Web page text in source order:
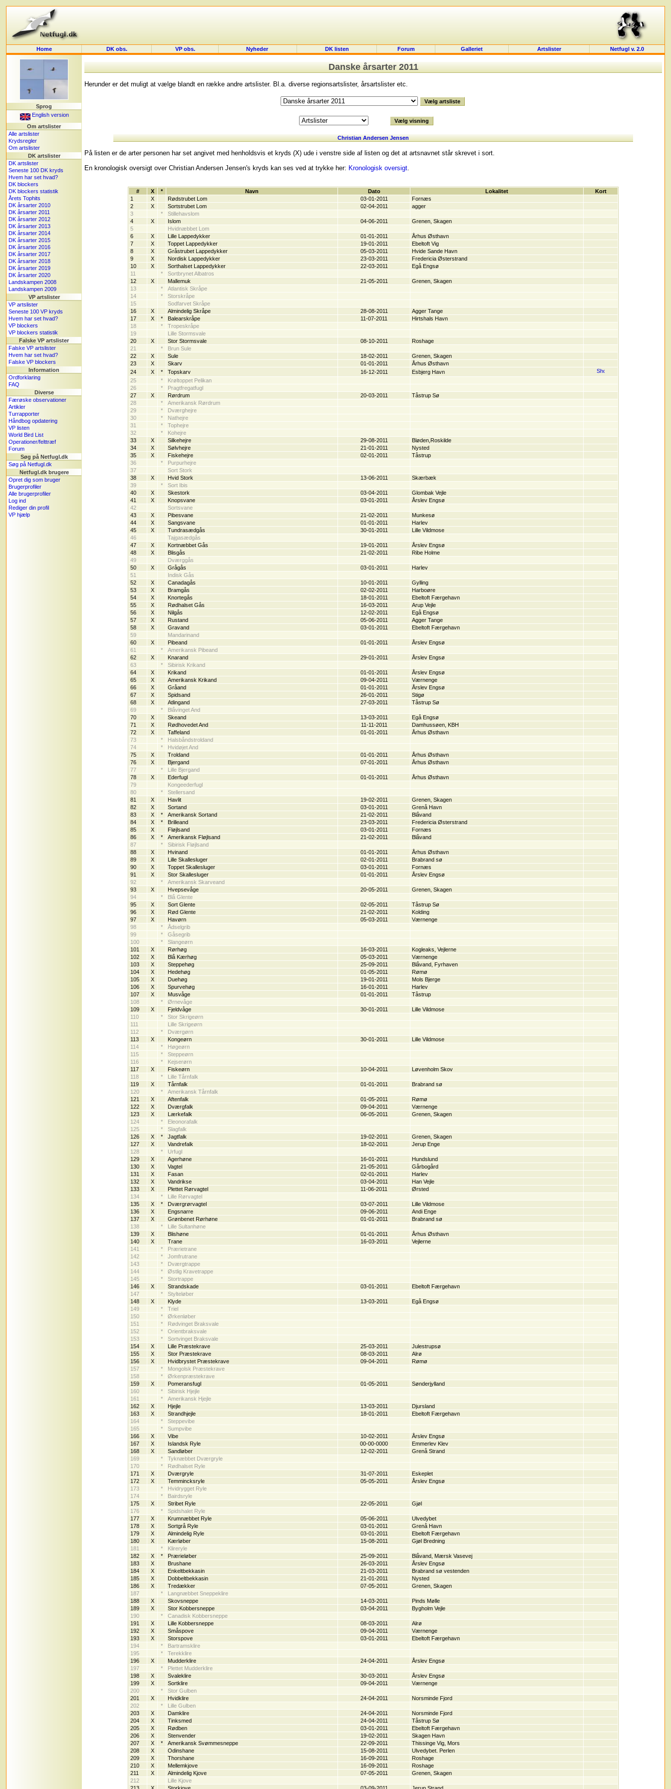
Home DK obs. VP obs. Nyheder DK listen Forum Galleriet Artslister Netfugl v. 2.0
Sprog
English version
Om artslister
Alle artslister
Krydsregler
Om artslister
DK artslister
DK artslister
Seneste 100 DK kryds
Hvem har set hvad?
DK blockers
DK blockers statistik
Årets Tophits
DK årsarter 2010
DK årsarter 2011
DK årsarter 2012
DK årsarter 2013
DK årsarter 2014
DK årsarter 2015
DK årsarter 2016
DK årsarter 2017
DK årsarter 2018
DK årsarter 2019
DK årsarter 2020
Landskampen 2008
Landskampen 2009
VP artslister
VP artslister
Seneste 100 VP kryds
Hvem har set hvad?
VP blockers
VP blockers statistik
Falske VP artslister
Falske VP artslister
Hvem har set hvad?
Falske VP blockers
Information
Ordforklaring
FAQ
Diverse
Færøske observationer
Artikler
Turrapporter
Håndbog opdatering
VP listen
World Bird List
Operationer/felttræf
Forum
Søg på Netfugl.dk
Søg på Netfugl.dk
Netfugl.dk brugere
Opret dig som bruger
Brugerprofiler
Alle brugerprofiler
Log ind
Rediger din profil
VP hjælp
Danske årsarter 2011
Herunder er det muligt at vælge blandt en række andre artslister. Bl.a. diverse regionsartslister, årsartslister etc.
Christian Andersen Jensen
På listen er de arter personen har set angivet med henholdsvis et kryds (X) ude i venstre side af listen og det at artsnavnet står skrevet i sort.
En kronologisk oversigt over Christian Andersen Jensen's kryds kan ses ved at trykke her: Kronologisk oversigt.
# X * Navn Dato Lokalitet
Kort
1
X Rødstrubet Lom 03-01-2011
Fornæs
2
X Sortstrubet Lom 02-04-2011
agger
3
*
Stillehavslom
4
X Islom 04-06-2011
Grenen, Skagen
5
Hvidnæbbet Lom
6
X Lille Lappedykker 01-01-2011
Århus Østhavn
7
X Toppet Lappedykker 19-01-2011
Ebeltoft Vig
8
X Gråstrubet Lappedykker 05-03-2011
Hvide Sande Havn
9
X Nordisk Lappedykker 23-03-2011
Fredericia Østerstrand
10
X Sorthalset Lappedykker 22-03-2011
Egå Engsø
11
*
Sortbrynet Albatros
12
X Mallemuk 21-05-2011
Grenen, Skagen
13
*
Atlantisk Skråpe
14
*
Storskråpe
15
Sodfarvet Skråpe
16
X Almindelig Skråpe 28-08-2011
Agger Tange
17
X * Balearskråpe 11-07-2011
Hirtshals Havn
18
*
Tropeskråpe
19
Lille Stormsvale
20
X Stor Stormsvale 08-10-2011
Roshage
21
*
Brun Sule
22
X Sule 18-02-2011
Grenen, Skagen
23
X Skarv 01-01-2011
Århus Østhavn
24
X * Topskarv 16-12-2011
Esbjerg Havn
25
*
Krøltoppet Pelikan
26
*
Pragtfregatfugl
27
X Rørdrum 20-03-2011
Tåstrup Sø
28
*
Amerikansk Rørdrum
29
*
Dværghejre
30
*
Nathejre
31
*
Tophejre
32
*
Kohejre
33
X Silkehejre 29-08-2011
Bløden,Roskilde
34
X Sølvhejre 21-01-2011
Nysted
35
X Fiskehejre 02-01-2011
Tåstrup
36
*
Purpurhejre
37
Sort Stork
38
X Hvid Stork 13-06-2011
Skærbæk
39
*
Sort Ibis
40
X Skestork 03-04-2011
Glombak Vejle
41
X Knopsvane 03-01-2011
Årslev Engsø
42
Sortsvane
43
X Pibesvane 21-02-2011
Munkesø
44
X Sangsvane 01-01-2011
Harlev
45
X Tundrasædgås 30-01-2011
Lille Vildmose
46
Tajgasædgås
47
X Kortnæbbet Gås 19-01-2011
Årslev Engsø
48
X Blisgås 21-02-2011
Ribe Holme
49
Dværggås
50
X Grågås 03-01-2011
Harlev
51
Indisk Gås
52
X Canadagås 10-01-2011
Gylling
53
X Bramgås 02-02-2011
Harboøre
54
X Knortegås 18-01-2011
Ebeltoft Færgehavn
55
X Rødhalset Gås 16-03-2011
Arup Vejle
56
X Nilgås 12-02-2011
Egå Engsø
57
X Rustand 05-06-2011
Agger Tange
58
X Gravand 03-01-2011
Ebeltoft Færgehavn
59
Mandarinand
60
X Pibeand 01-01-2011
Årslev Engsø
61
*
Amerikansk Pibeand
62
X Knarand 29-01-2011
Årslev Engsø
63
*
Sibirisk Krikand
64
X Krikand 01-01-2011
Årslev Engsø
65
X Amerikansk Krikand 09-04-2011
Værnenge
66
X Gråand 01-01-2011
Årslev Engsø
67
X Spidsand 26-01-2011
Stigø
68
X Atlingand 27-03-2011
Tåstrup Sø
69
*
Blåvinget And
70
X Skeand 13-03-2011
Egå Engsø
71
X Rødhovedet And 11-11-2011
Damhussøen, KBH
72
X Taffeland 01-01-2011
Århus Østhavn
73
*
Halsbåndstroldand
74
*
Hvidøjet And
75
X Troldand 01-01-2011
Århus Østhavn
76
X Bjergand 07-01-2011
Århus Østhavn
77
*
Lille Bjergand
78
X Ederfugl 01-01-2011
Århus Østhavn
79
Kongeederfugl
80
*
Stellersand
81
X Havlit 19-02-2011
Grenen, Skagen
82
X Sortand 03-01-2011
Grenå Havn
83
X * Amerikansk Sortand 21-02-2011
Blåvand
84
X * Brilleand 23-03-2011
Fredericia Østerstrand
85
X Fløjlsand 03-01-2011
Fornæs
86
X * Amerikansk Fløjlsand 21-02-2011
Blåvand
87
*
Sibirisk Fløjlsand
88
X Hvinand 01-01-2011
Århus Østhavn
89
X Lille Skallesluger 02-01-2011
Brabrand sø
90
X Toppet Skallesluger 03-01-2011
Fornæs
91
X Stor Skallesluger 01-01-2011
Årslev Engsø
92
*
Amerikansk Skarveand
93
X Hvepsevåge 20-05-2011
Grenen, Skagen
94
*
Blå Glente
95
X Sort Glente 02-05-2011
Tåstrup Sø
96
X Rød Glente 21-02-2011
Kolding
97
X Havørn 05-03-2011
Værnenge
98
*
Ådselgrib
99
*
Gåsegrib
100
*
Slangeørn
101
X Rørhøg 16-03-2011
Kogleaks, Vejlerne
102
X Blå Kærhøg 05-03-2011
Værnenge
103
X Steppehøg 25-09-2011
Blåvand, Fyrhaven
104
X Hedehøg 01-05-2011
Rømø
105
X Duehøg 19-01-2011
Mols Bjerge
106
X Spurvehøg 16-01-2011
Harlev
107
X Musvåge 01-01-2011
Tåstrup
108
*
Ørnevåge
109
X Fjeldvåge 30-01-2011
Lille Vildmose
110
*
Stor Skrigeørn
111
Lille Skrigeørn
112
*
Dværgørn
113
X Kongeørn 30-01-2011
Lille Vildmose
114
*
Høgeørn
115
*
Steppeørn
116
*
Kejserørn
117
X Fiskeørn 10-04-2011
Løvenholm Skov
118
*
Lille Tårnfalk
119
X Tårnfalk 01-01-2011
Brabrand sø
120
*
Amerikansk Tårnfalk
121
X Aftenfalk 01-05-2011
Rømø
122
X Dværgfalk 09-04-2011
Værnenge
123
X Lærkefalk 06-05-2011
Grenen, Skagen
124
*
Eleonorafalk
125
*
Slagfalk
126
X * Jagtfalk 19-02-2011
Grenen, Skagen
127
X Vandrefalk 18-02-2011
Jerup Enge
128
*
Urfugl
129
X Agerhøne 16-01-2011
Hundslund
130
X Vagtel 21-05-2011
Gårbogård
131
X Fasan 02-01-2011
Harlev
132
X Vandrikse 03-04-2011
Han Vejle
133
X Plettet Rørvagtel 11-06-2011
Ørsted
134
*
Lille Rørvagtel
135
X * Dværgrørvagtel 03-07-2011
Lille Vildmose
136
X Engsnarre 09-06-2011
Andi Enge
137
X Grønbenet Rørhøne 01-01-2011
Brabrand sø
138
*
Lille Sultanhøne
139
X Blishøne 01-01-2011
Århus Østhavn
140
X Trane 16-03-2011
Vejlerne
141
*
Prærietrane
142
*
Jomfrutrane
143
*
Dværgtrappe
144
*
Østlig Kravetrappe
145
*
Stortrappe
146
X Strandskade 03-01-2011
Ebeltoft Færgehavn
147
*
Stylteløber
148
X Klyde 13-03-2011
Egå Engsø
149
*
Triel
150
*
Ørkenløber
151
*
Rødvinget Braksvale
152
*
Orientbraksvale
153
*
Sortvinget Braksvale
154
X Lille Præstekrave 25-03-2011
Julestrupsø
155
X Stor Præstekrave 08-03-2011
Alrø
156
X Hvidbrystet Præstekrave 09-04-2011
Rømø
157
*
Mongolsk Præstekrave
158
*
Ørkenpræstekrave
159
X Pomeransfugl 01-05-2011
Sønderjylland
160
*
Sibirisk Hjejle
161
*
Amerikansk Hjejle
162
X Hjejle 13-03-2011
Djursland
163
X Strandhjejle 18-01-2011
Ebeltoft Færgehavn
164
*
Steppevibe
165
*
Sumpvibe
166
X Vibe 10-02-2011
Årslev Engsø
167
X Islandsk Ryle 00-00-0000
Emmerlev Klev
168
X Sandløber 12-02-2011
Grenå Strand
169
*
Tyknæbbet Dværgryle
170
*
Rødhalset Ryle
171
X Dværgryle 31-07-2011
Eskeplet
172
X Temmincksryle 05-05-2011
Årslev Engsø
173
*
Hvidrygget Ryle
174
*
Bairdsryle
175
X Stribet Ryle 22-05-2011
Gjøl
176
*
Spidshalet Ryle
177
X Krumnæbbet Ryle 05-06-2011
Ulvedybet
178
X Sortgrå Ryle 03-01-2011
Grenå Havn
179
X Almindelig Ryle 03-01-2011
Ebeltoft Færgehavn
180
X Kærløber 15-08-2011
Gjøl Bredning
181
*
Klireryle
182
X * Prærieløber 25-09-2011
Blåvand, Mærsk Vasevej
183
X Brushane 26-03-2011
Årslev Engsø
184
X Enkeltbekkasin 21-03-2011
Brabrand sø vestenden
185
X Dobbeltbekkasin 21-01-2011
Nysted
186
X Tredækker 07-05-2011
Grenen, Skagen
187
*
Langnæbbet Sneppeklire
188
X Skovsneppe 14-03-2011
Pinds Mølle
189
X Stor Kobbersneppe 03-04-2011
Bygholm Vejle
190
*
Canadisk Kobbersneppe
191
X Lille Kobbersneppe 08-03-2011
Alrø
192
X Småspove 09-04-2011
Værnenge
193
X Storspove 03-01-2011
Ebeltoft Færgehavn
194
*
Bartramsklire
195
*
Terekklire
196
X Mudderklire 24-04-2011
Årslev Engsø
197
*
Plettet Mudderklire
198
X Svaleklire 30-03-2011
Årslev Engsø
199
X Sortklire 09-04-2011
Værnenge
200
*
Stor Gulben
201
X Hvidklire 24-04-2011
Norsminde Fjord
202
*
Lille Gulben
203
X Damklire 24-04-2011
Norsminde Fjord
204
X Tinksmed 24-04-2011
Tåstrup Sø
205
X Rødben 03-01-2011
Ebeltoft Færgehavn
206
X Stenvender 19-02-2011
Skagen Havn
207
X * Amerikansk Svømmesneppe 22-09-2011
Thissinge Vig, Mors
208
X Odinshane 15-08-2011
Ulvedybet. Perlen
209
X Thorshane 16-09-2011
Roshage
210
X Mellemkjove 16-09-2011
Roshage
211
X Almindelig Kjove 07-05-2011
Grenen, Skagen
212
Lille Kjove